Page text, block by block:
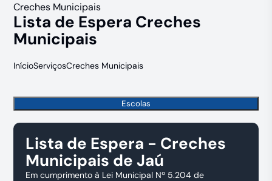
Creches Municipais
Lista de Espera Creches
Municipais
InícioServiçosCreches Municipais
Escolas
Lista de Espera - Creches
Municipais de Jaú
Em cumprimento à Lei Municipal Nº 5.204 de